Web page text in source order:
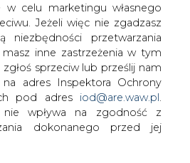
w celu marketingu własnego
Jeżeli więc nie zgadzasz
niezbędności przetwarzania
inne zastrzeżenia w tym
sprzeciw lub prześlij nam
na adres Inspektora Ochrony
pod adres iod@are.waw.pl
wpływa na zgodność z
dokonanego przed jej
w przeciwieństwie
zaliczył udanego
Na początku 2017 r.
utrzymywała się na
jednak w ciągu
nieustannie rośnie.
dostarczyło rekordową ilość
- 3 227 egzemplarzy. Przed